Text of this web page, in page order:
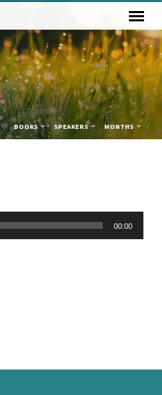
BOOKS SPEAKERS MONTHS
00:00